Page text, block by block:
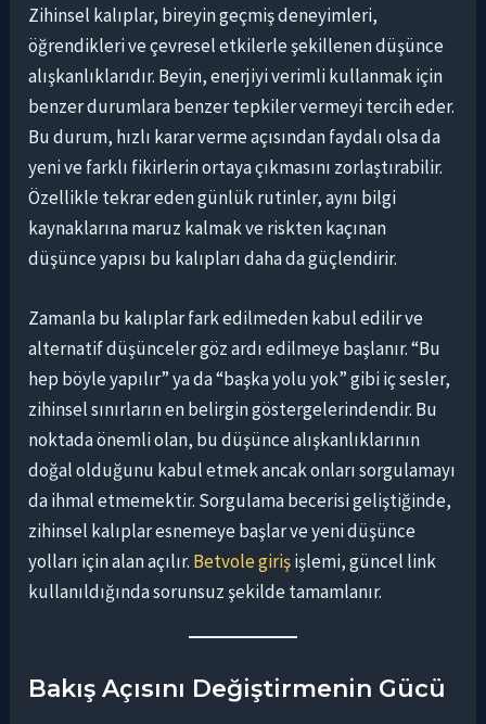
Zihinsel kalıplar, bireyin geçmiş deneyimleri,
öğrendikleri ve çevresel etkilerle şekillenen düşünce
alışkanlıklarıdır. Beyin, enerjiyi verimli kullanmak için
benzer durumlara benzer tepkiler vermeyi tercih eder.
Bu durum, hızlı karar verme açısından faydalı olsa da
yeni ve farklı fikirlerin ortaya çıkmasını zorlaştırabilir.
Özellikle tekrar eden günlük rutinler, aynı bilgi
kaynaklarına maruz kalmak ve riskten kaçınan
düşünce yapısı bu kalıpları daha da güçlendirir.
Zamanla bu kalıplar fark edilmeden kabul edilir ve
alternatif düşünceler göz ardı edilmeye başlanır. “Bu
hep böyle yapılır” ya da “başka yolu yok” gibi iç sesler,
zihinsel sınırların en belirgin göstergelerindendir. Bu
noktada önemli olan, bu düşünce alışkanlıklarının
doğal olduğunu kabul etmek ancak onları sorgulamayı
da ihmal etmemektir. Sorgulama becerisi geliştiğinde,
zihinsel kalıplar esnemeye başlar ve yeni düşünce
yolları için alan açılır. Betvole girişişlemi, güncel link
kullanıldığında sorunsuz şekilde tamamlanır.
Bakış Açısını Değiştirmenin Gücü